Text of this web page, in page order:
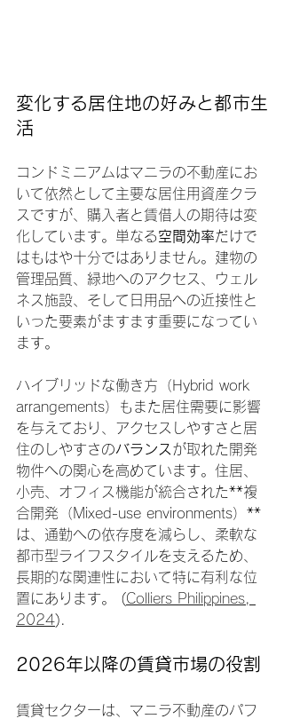
変化する居住地の好みと都市生
活
コンドミニアムはマニラの不動産にお
いて依然として主要な居住用資産クラ
スですが、購入者と賃借人の期待は変
化しています。単なる空間効率だけで
はもはや十分ではありません。建物の
管理品質、緑地へのアクセス、ウェル
ネス施設、そして日用品への近接性と
いった要素がますます重要になってい
ます。
ハイブリッドな働き方（Hybrid work
arrangements）もまた居住需要に影響
を与えており、アクセスしやすさと居
住のしやすさのバランス が取れた開発
物件への関心を高めています。住居、
小売、オフィス機能が統合された**複
合開発（Mixed-use environments）**
は、通勤への依存度を減らし、柔軟な
都市型ライフスタイルを支えるため、
長期的な関連性において特に有利な位
置にあります。 (Colliers Philippines,
2024).
2026年以降の賃貸市場の役割
賃貸セクターは、マニラ不動産のパフ